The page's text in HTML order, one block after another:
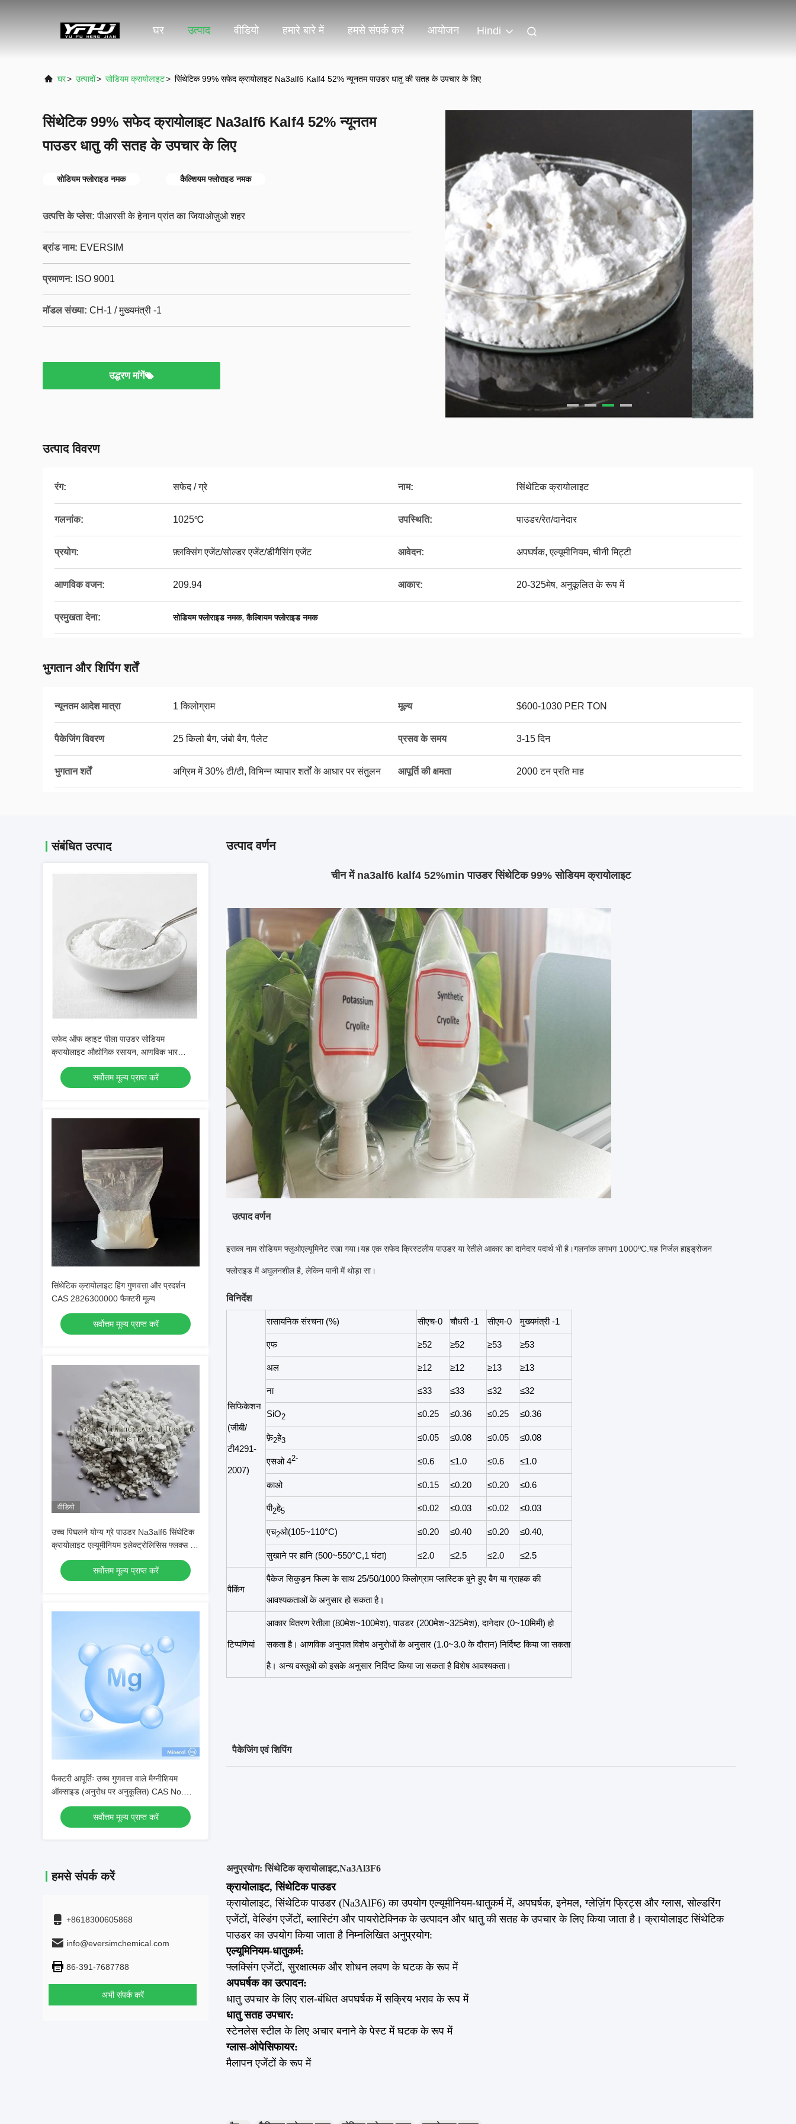
घर उत्पाद वीडियो हमारे बारे में हमसे संपर्क करें आयोजन Hindi
घर> उत्पादों> सोडियम क्रायोलाइट> सिंथेटिक 99% सफेद क्रायोलाइट Na3alf6 Kalf4 52% न्यूनतम पाउडर धातु की सतह के उपचार के लिए
सिंथेटिक 99% सफेद क्रायोलाइट Na3alf6 Kalf4 52% न्यूनतम
पाउडर धातु की सतह के उपचार के लिए
सोडियम फ्लोराइड नमक कैल्शियम फ्लोराइड नमक
उत्पत्ति के प्लेस: पीआरसी के हेनान प्रांत का जियाओज़ुओ शहर
ब्रांड नाम: EVERSIM
प्रमाणन: ISO 9001
मॉडल संख्या: CH-1 / मुख्यमंत्री -1
उद्धरण मांगें
उत्पाद विवरण
रंग: सफेद / ग्रे नाम: सिंथेटिक क्रायोलाइट
गलनांक: 1025℃ उपस्थिति: पाउडर/रेत/दानेदार
प्रयोग: फ़्लक्सिंग एजेंट/सोल्डर एजेंट/डीगैसिंग एजेंट आवेदन: अपघर्षक, एल्यूमीनियम, चीनी मिट्टी
आणविक वजन: 209.94 आकार: 20-325मेष, अनुकूलित के रूप में
प्रमुखता देना: सोडियम फ्लोराइड नमक,कैल्शियम फ्लोराइड नमक
भुगतान और शिपिंग शर्तें
न्यूनतम आदेश मात्रा 1 किलोग्राम मूल्य $600-1030 PER TON
पैकेजिंग विवरण 25 किलो बैग, जंबो बैग, पैलेट प्रसव के समय 3-15 दिन
भुगतान शर्तें अग्रिम में 30% टी/टी, विभिन्न व्यापार शर्तों के आधार पर संतुलन आपूर्ति की क्षमता 2000 टन प्रति माह
संबंधित उत्पाद
सफेद ऑफ व्हाइट पीला पाउडर सोडियम
क्रायोलाइट औद्योगिक रसायन, आणविक भार
209.94 के साथ
सर्वोत्तम मूल्य प्राप्त करें
सिंथेटिक क्रायोलाइट हिंग गुणवत्ता और प्रदर्शन
CAS 2826300000 फैक्टरी मूल्य
सर्वोत्तम मूल्य प्राप्त करें
वीडियो
उच्च पिघलने योग्य ग्रे पाउडर Na3alf6 सिंथेटिक
क्रायोलाइट एल्यूमीनियम इलेक्ट्रोलिसिस फ्लक्स के
रूप में उपयोग किया जाता है
सर्वोत्तम मूल्य प्राप्त करें
फैक्टरी आपूर्तिः उच्च गुणवत्ता वाले मैग्नीशियम
ऑक्साइड (अनुरोध पर अनुकूलित) CAS No.
1309-48-4
सर्वोत्तम मूल्य प्राप्त करें
हमसे संपर्क करें
+8618300605868
info@eversimchemical.com
86-391-7687788
अभी संपर्क करें
उत्पाद वर्णन
चीन में na3alf6 kalf4 52%min पाउडर सिंथेटिक 99% सोडियम क्रायोलाइट
उत्पाद वर्णन
इसका नाम सोडियम फ्लुओएल्यूमिनेट रखा गया।यह एक सफेद क्रिस्टलीय पाउडर या रेतीले आकार का दानेदार पदार्थ भी है।गलनांक लगभग 1000ºC.यह निर्जल हाइड्रोजन
फ्लोराइड में अघुलनशील है, लेकिन पानी में थोड़ा सा।
विनिर्देश
सिफिकेशन
(जीबी/
टी4291-
2007)
रासायनिक संरचना (%) सीएच-0 चौधरी -1 सीएम-0 मुख्यमंत्री -1
एफ ≥52 ≥52 ≥53 ≥53
अल ≥12 ≥12 ≥13 ≥13
ना ≤33 ≤33 ≤32 ≤32
SiO2 ≤0.25 ≤0.36 ≤0.25 ≤0.36
फ़े2हे3 ≤0.05 ≤0.08 ≤0.05 ≤0.08
एसओ 42- ≤0.6 ≤1.0 ≤0.6 ≤1.0
काओ ≤0.15 ≤0.20 ≤0.20 ≤0.6
पी2हे5 ≤0.02 ≤0.03 ≤0.02 ≤0.03
एच2ओ(105~110°C) ≤0.20 ≤0.40 ≤0.20 ≤0.40,
सुखाने पर हानि (500~550°C,1 घंटा) ≤2.0 ≤2.5 ≤2.0 ≤2.5
पैकिंग
पैकेज सिकुड़न फिल्म के साथ 25/50/1000 किलोग्राम प्लास्टिक बुने हुए बैग या ग्राहक की
आवश्यकताओं के अनुसार हो सकता है।
टिप्पणियां
आकार वितरण रेतीला (80मेश~100मेश), पाउडर (200मेश~325मेश), दानेदार (0~10मिमी) हो
सकता है। आणविक अनुपात विशेष अनुरोधों के अनुसार (1.0~3.0 के दौरान) निर्दिष्ट किया जा सकता
है। अन्य वस्तुओं को इसके अनुसार निर्दिष्ट किया जा सकता है विशेष आवश्यकता।
पैकेजिंग एवं शिपिंग
अनुप्रयोग: सिंथेटिक क्रायोलाइट,Na3Al3F6
क्रायोलाइट, सिंथेटिक पाउडर
क्रायोलाइट, सिंथेटिक पाउडर (Na3AlF6) का उपयोग एल्यूमीनियम-धातुकर्म में, अपघर्षक, इनेमल, ग्लेज़िंग फ्रिट्स और ग्लास, सोल्डरिंग
एजेंटों, वेल्डिंग एजेंटों, ब्लास्टिंग और पायरोटेक्निक के उत्पादन और धातु की सतह के उपचार के लिए किया जाता है। क्रायोलाइट सिंथेटिक
पाउडर का उपयोग किया जाता है निम्नलिखित अनुप्रयोग:
एल्यूमिनियम-धातुकर्म:
फ्लक्सिंग एजेंटों, सुरक्षात्मक और शोधन लवण के घटक के रूप में
अपघर्षक का उत्पादन:
धातु उपचार के लिए राल-बंधित अपघर्षक में सक्रिय भराव के रूप में
धातु सतह उपचार:
स्टेनलेस स्टील के लिए अचार बनाने के पेस्ट में घटक के रूप में
ग्लास-ओपेसिफायर:
मैलापन एजेंटों के रूप में